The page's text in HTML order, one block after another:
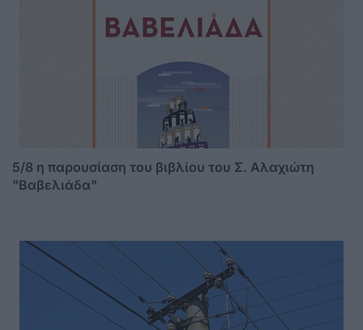
5/8 η παρουσίαση του βιβλίου του Σ. Αλαχιώτη
"Βαβελιάδα"